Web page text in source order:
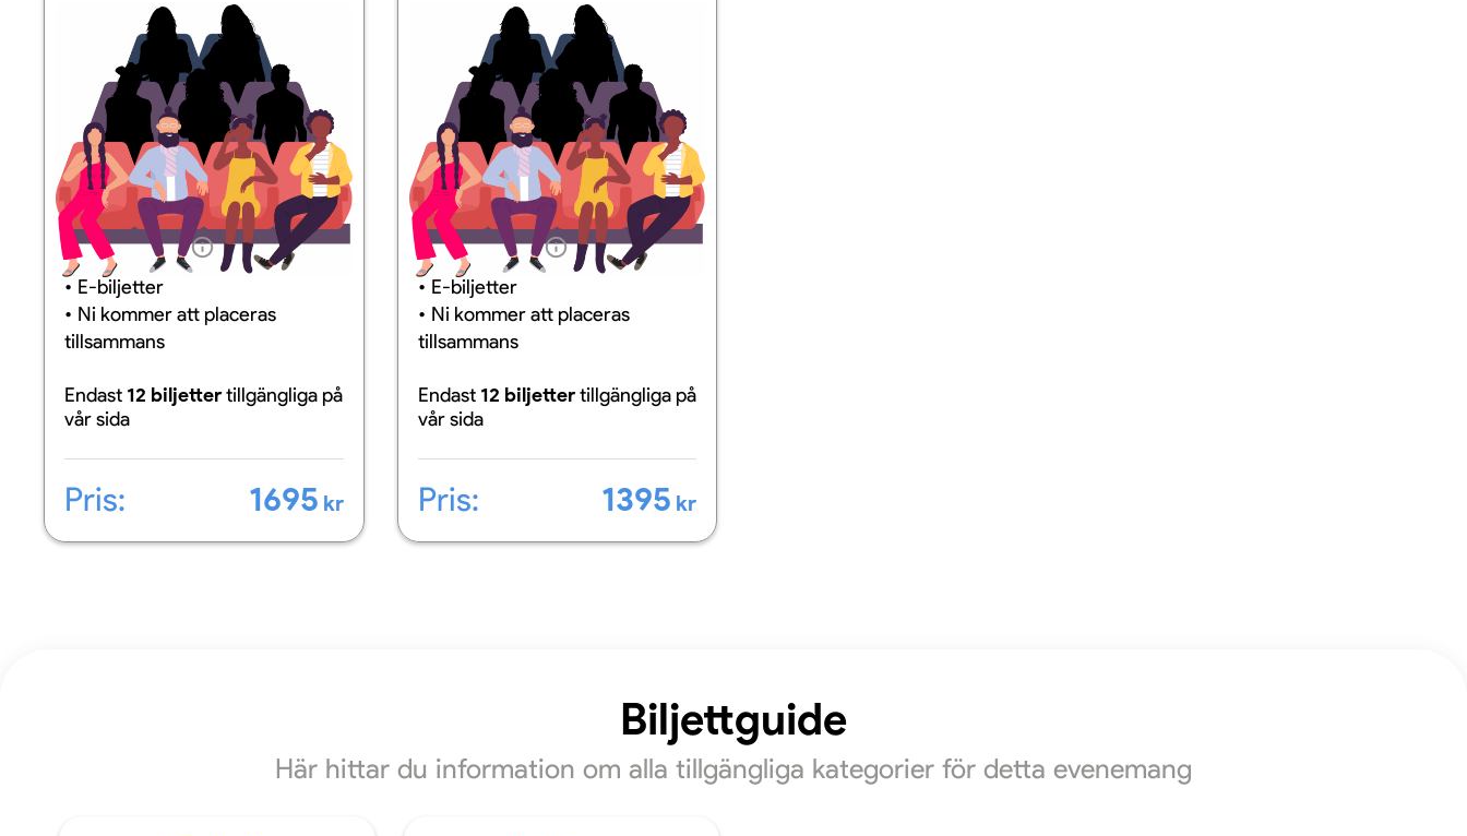
Information
E-biljetter
Ni kommer att placeras
tillsammans
Endast 12 biljettertillgängliga på
vår sida
Pris: 1695 kr
Information
E-biljetter
Ni kommer att placeras
tillsammans
Endast 12 biljetter tillgängliga på
vår sida
Pris: 1395 kr
Biljettguide
Här hittar du information om alla tillgängliga kategorier för detta evenemang